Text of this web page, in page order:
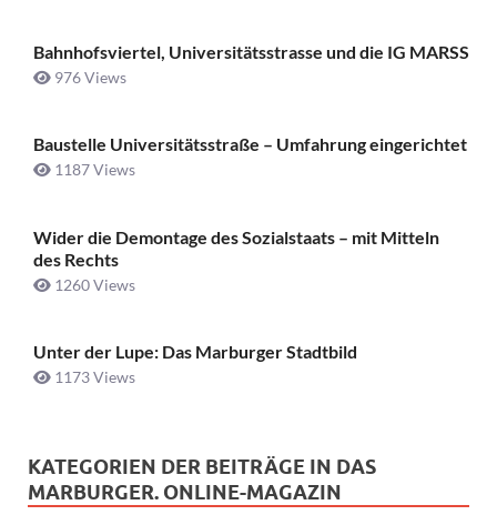
Bahnhofsviertel, Universitätsstrasse und die IG MARSS
976 Views
Baustelle Universitätsstraße ­– Umfahrung eingerichtet
1187 Views
Wider die Demontage des Sozialstaats – mit Mitteln
des Rechts
1260 Views
Unter der Lupe: Das Marburger Stadtbild
1173 Views
KATEGORIEN DER BEITRÄGE IN DAS
MARBURGER. ONLINE-MAGAZIN